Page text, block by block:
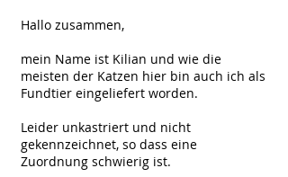
Hallo zusammen,
mein Name ist Kilian und wie die
meisten der Katzen hier bin auch ich als
Fundtier eingeliefert worden.
Leider unkastriert und nicht
gekennzeichnet, so dass eine
Zuordnung schwierig ist.